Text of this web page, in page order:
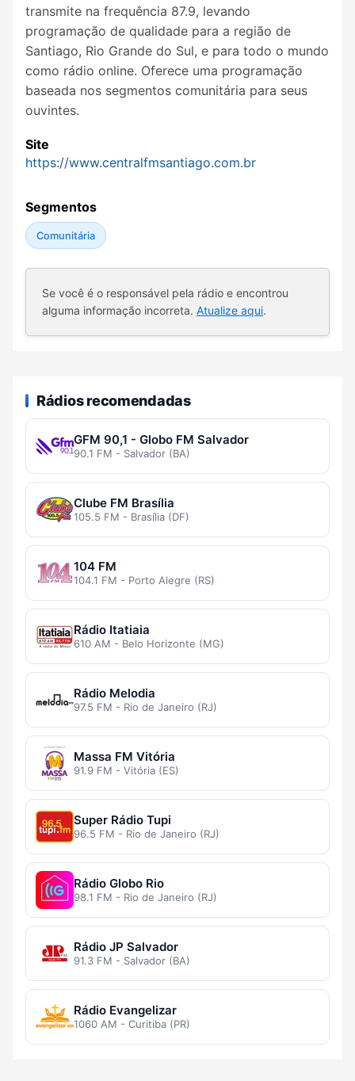
transmite na frequência 87.9, levando
programação de qualidade para a região de
Santiago, Rio Grande do Sul, e para todo o mundo
como rádio online. Oferece uma programação
baseada nos segmentos comunitária para seus
ouvintes.
Site
https://www.centralfmsantiago.com.br
Segmentos
Comunitária
Se você é o responsável pela rádio e encontrou
alguma informação incorreta. Atualize aqui.
Rádios recomendadas
GFM 90,1 - Globo FM Salvador
90.1 FM - Salvador (BA)
Clube FM Brasília
105.5 FM - Brasília (DF)
104 FM
104.1 FM - Porto Alegre (RS)
Rádio Itatiaia
610 AM - Belo Horizonte (MG)
Rádio Melodia
97.5 FM - Rio de Janeiro (RJ)
Massa FM Vitória
91.9 FM - Vitória (ES)
Super Rádio Tupi
96.5 FM - Rio de Janeiro (RJ)
Rádio Globo Rio
98.1 FM - Rio de Janeiro (RJ)
Rádio JP Salvador
91.3 FM - Salvador (BA)
Rádio Evangelizar
1060 AM - Curitiba (PR)